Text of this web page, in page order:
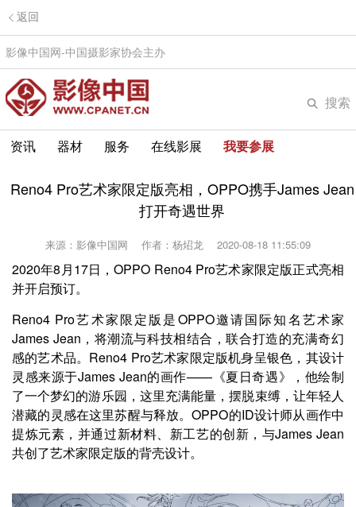
返回
影像中国网-中国摄影家协会主办
搜索
资讯 器材 服务 在线影展 我要参展
Reno4 Pro艺术家限定版亮相，OPPO携手James Jean
打开奇遇世界
来源：影像中国网 作者：杨炤龙 2020-08-18 11:55:09
2020年8月17日，OPPO Reno4 Pro艺术家限定版正式亮相
并开启预订。
Reno4 Pro艺术家限定版是OPPO邀请国际知名艺术家
James Jean，将潮流与科技相结合，联合打造的充满奇幻
感的艺术品。Reno4 Pro艺术家限定版机身呈银色，其设计
灵感来源于James Jean的画作——《夏日奇遇》，他绘制
了一个梦幻的游乐园，这里充满能量，摆脱束缚，让年轻人
潜藏的灵感在这里苏醒与释放。OPPO的ID设计师从画作中
提炼元素，并通过新材料、新工艺的创新，与James Jean
共创了艺术家限定版的背壳设计。